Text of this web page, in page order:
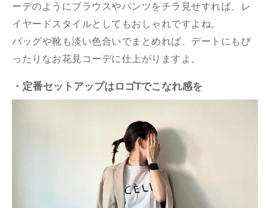
ーデのようにブラウスやパンツをチラ見せすれば、レ
イヤードスタイルとしてもおしゃれですよね。
バッグや靴も淡い色合いでまとめれば、デートにもぴ
ったりなお花見コーデに仕上がりますよ。
・定番セットアップはロゴTでこなれ感を